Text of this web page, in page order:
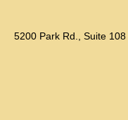
5200 Park Rd., Suite